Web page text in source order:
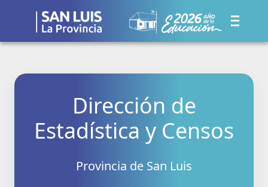
Dirección de
Estadística y Censos
Provincia de San Luis